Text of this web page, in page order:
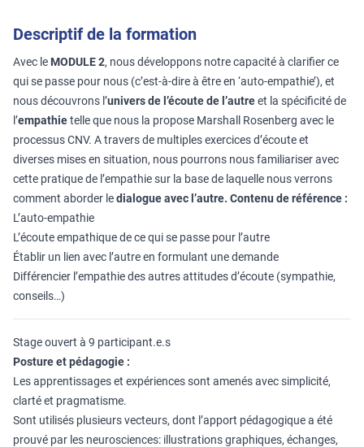
Descriptif de la formation
Avec le MODULE 2, nous développons notre capacité à clarifier ce
qui se passe pour nous (c’est-à-dire à être en ‘auto-empathie’), et
nous découvrons l’univers de l’écoute de l’autreet la spécificité de
l’empathietelle que nous la propose Marshall Rosenberg avec le
processus CNV. A travers de multiples exercices d’écoute et
diverses mises en situation, nous pourrons nous familiariser avec
cette pratique de l’empathie sur la base de laquelle nous verrons
comment aborder ledialogue avec l’autre. Contenu de référence :
L’auto-empathie
L’écoute empathique de ce qui se passe pour l’autre
Établir un lien avec l’autre en formulant une demande
Différencier l’empathie des autres attitudes d’écoute (sympathie,
conseils…)
Stage ouvert à 9 participant.e.s
Posture et pédagogie :
Les apprentissages et expériences sont amenés avec simplicité,
clarté et pragmatisme.
Sont utilisés plusieurs vecteurs, dont l’apport pédagogique a été
prouvé par les neurosciences: illustrations graphiques, échanges,